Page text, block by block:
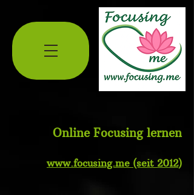
Online Focusing lernen
www.focusing.me (seit 2012)